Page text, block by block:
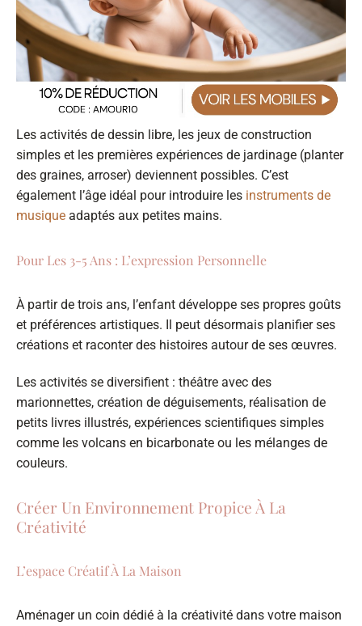
Les activités de dessin libre, les jeux de construction
simples et les premières expériences de jardinage (planter
des graines, arroser) deviennent possibles. C’est
également l’âge idéal pour introduire les instruments de
musique adaptés aux petites mains.
Pour Les 3-5 Ans : L’expression Personnelle
À partir de trois ans, l’enfant développe ses propres goûts
et préférences artistiques. Il peut désormais planifier ses
créations et raconter des histoires autour de ses œuvres.
Les activités se diversifient : théâtre avec des
marionnettes, création de déguisements, réalisation de
petits livres illustrés, expériences scientifiques simples
comme les volcans en bicarbonate ou les mélanges de
couleurs.
Créer Un Environnement Propice À La
Créativité
L’espace Créatif À La Maison
Aménager un coin dédié à la créativité dans votre maison